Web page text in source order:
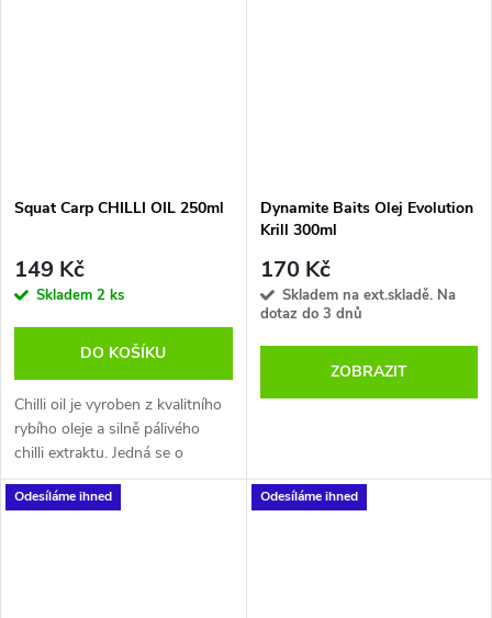
Squat Carp CHILLI OIL 250ml
149 Kč
Skladem 2 ks
DO KOŠÍKU
Chilli oil je vyroben z kvalitního
rybího oleje a silně pálivého
chilli extraktu. Jedná se o
významný zdroj nenasycených
mastných kyselin, ale
Dynamite Baits Olej Evolution
Krill 300ml
170 Kč
Skladem na ext.skladě. Na
dotaz do 3 dnů
ZOBRAZIT
Odesíláme ihned Odesíláme ihned